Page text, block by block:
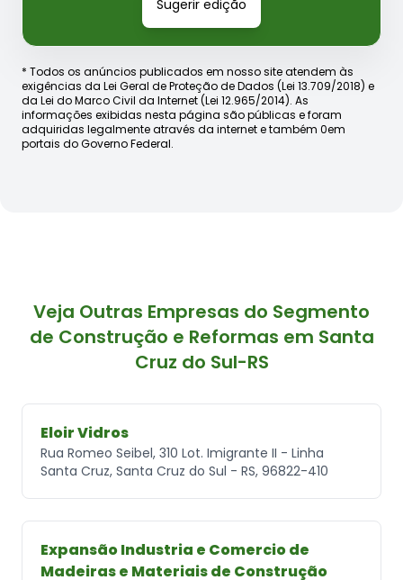
Sugerir edição
* Todos os anúncios publicados em nosso site atendem às
exigências da Lei Geral de Proteção de Dados (Lei 13.709/2018) e
da Lei do Marco Civil da Internet (Lei 12.965/2014). As
informações exibidas nesta página são públicas e foram
adquiridas legalmente através da internet e também 0em
portais do Governo Federal.
Veja Outras Empresas do Segmento
de Construção e Reformas em Santa
Cruz do Sul-RS
Eloir Vidros
Rua Romeo Seibel, 310 Lot. Imigrante II - Linha
Santa Cruz, Santa Cruz do Sul - RS, 96822-410
Expansão Industria e Comercio de
Madeiras e Materiais de Construção